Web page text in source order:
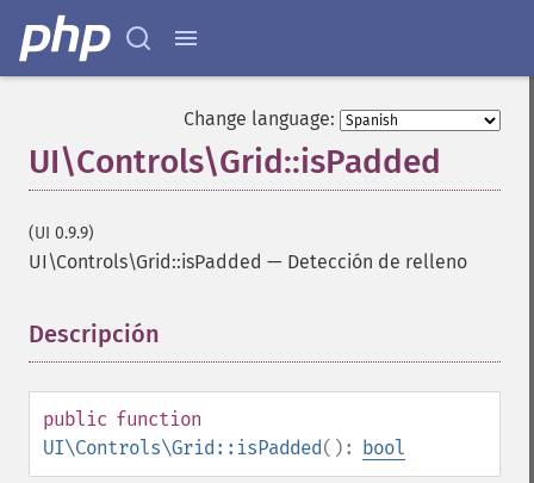
Change language:
UI\Controls\Grid::isPadded
(UI 0.9.9)
UI\Controls\Grid::isPadded — Detección de relleno
Descripción
public function
UI\Controls\Grid::isPadded(): bool